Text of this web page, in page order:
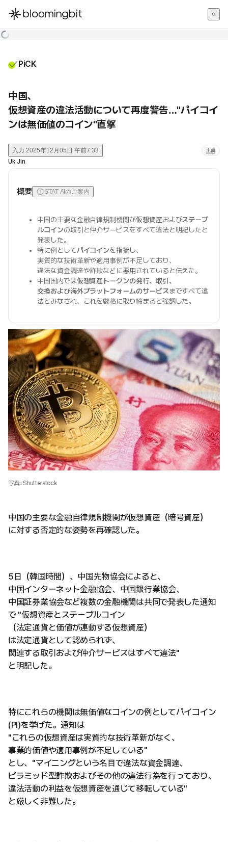
한국어
PiCK
中国、
仮想資産の違法活動について再度警告…"パイコイ
ンは無価値のコイン"直撃
入力 2025年12月05日 午前7:33 出典
Uk Jin
概要 STAT AIのご案内
中国の主要な金融自律規制機関が仮想資産およびステーブ
ルコインの取引と仲介サービスをすべて違法と明記したと
発表した。
特に例としてパイコインを指摘し、
実質的な技術革新や適用事例が不足しており、
違法な資金調達や詐欺などに悪用されていると伝えた。
中国国内では仮想資産トークンの発行、取引、
交換および海外プラットフォームのサービスまですべて違
法とみなされ、これを厳格に取り締まると強調した。
写真=Shutterstock
中国の主要な金融自律規制機関が仮想資産（暗号資産）
に対する否定的な姿勢を再確認した。
5日（韓国時間）、中国先物協会によると、
中国インターネット金融協会、中国銀行業協会、
中国証券業協会など複数の金融機関は共同で発表した通知
で "仮想資産とステーブルコイン
（法定通貨と価値が連動する仮想資産）
は法定通貨として認められず、
関連する取引および仲介サービスはすべて違法"
と明記した。
特にこれらの機関は無価値なコインの例としてパイコイン
(PI)を挙げた。通知は
"これらの仮想資産は実質的な技術革新がなく、
事業的価値や適用事例が不足している"
とし、"マイニングという名目で違法な資金調達、
ピラミッド型詐欺およびその他の違法行為を行っており、
違法活動の利益を仮想資産を通じて移転している"
と厳しく非難した。